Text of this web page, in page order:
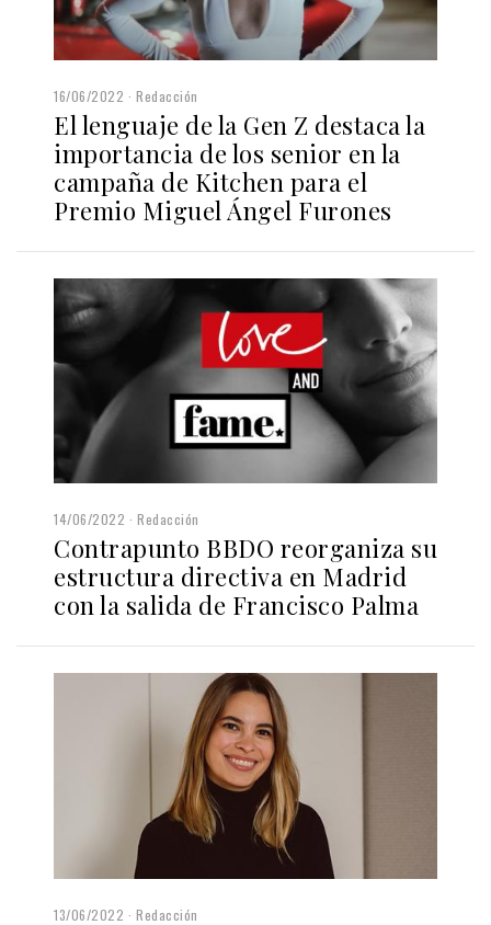
16/06/2022 Redacción
El lenguaje de la Gen Z destaca la
importancia de los senior en la
campaña de Kitchen para el
Premio Miguel Ángel Furones
14/06/2022 Redacción
Contrapunto BBDO reorganiza su
estructura directiva en Madrid
con la salida de Francisco Palma
13/06/2022 Redacción